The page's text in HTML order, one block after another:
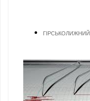
ГІРСЬКОЛИЖНИЙ